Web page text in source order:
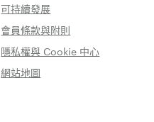
可持續發展
會員條款與附則
隱私權與 Cookie 中心
網站地圖